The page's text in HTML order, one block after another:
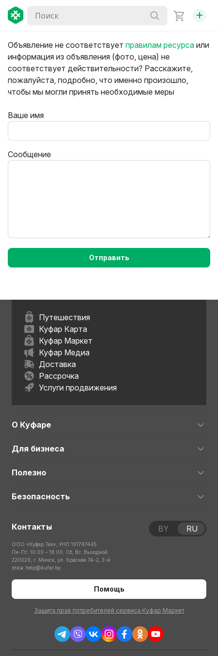
+
Объявление не соответствует правилам ресурса или
информация из объявления (фото, цена) не
соответствует действительности? Расскажите,
пожалуйста, подробно, что именно произошло,
чтобы мы могли принять необходимые меры
Ваше имя
Сообщение
Отправить
Путешествия
Куфар Карта
Куфар Маркет
Куфар Медиа
Доставка
Рассрочка
Услуги продвижения
О Куфаре
Для бизнеса
Полезно
Безопасность
Контакты
ООО «Куфар Тех», УНП 191767445
Пн-Пт: 10:00 – 18:00; Сб, Вс: Выходной
220029, г. Минск, ул. Красная 7А-2, 3-й
этаж help@kufar.by
Помощь
Защита прав потребителей сервиса Куфар Маркет
BY RU